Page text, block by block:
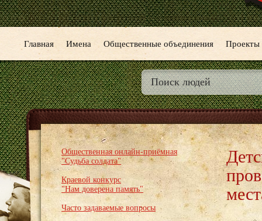
Главная Имена Общественные объединения Проекты
Общественная онлайн-приёмная
"Судьба солдата"
Краевой конкурс
"Нам доверена память"
Часто задаваемые вопросы